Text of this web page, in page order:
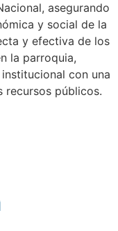
asegurando
y social de la
y efectiva de los
la parroquia,
con una
recursos públicos.